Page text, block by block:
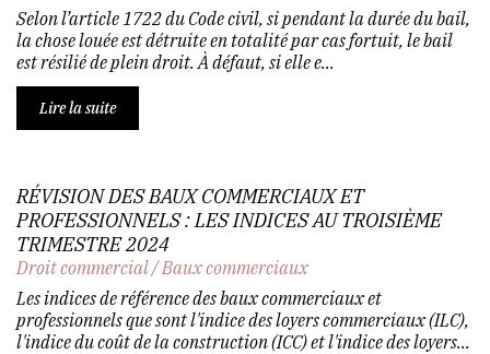
Selon l’article 1722 du Code civil, si pendant la durée du bail,
la chose louée est détruite en totalité par cas fortuit, le bail
est résilié de plein droit. À défaut, si elle e...
Lire la suite
RÉVISION DES BAUX COMMERCIAUX ET
PROFESSIONNELS : LES INDICES AU TROISIÈME
TRIMESTRE 2024
Droit commercial/Baux commerciaux
Les indices de référence des baux commerciaux et
professionnels que sont l'indice des loyers commerciaux (ILC),
l'indice du coût de la construction (ICC) et l'indice des loyers...